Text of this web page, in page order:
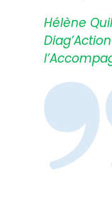
Hélène